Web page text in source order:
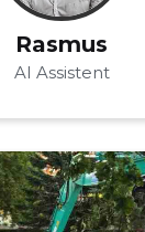
Rasmus
AI Assistent